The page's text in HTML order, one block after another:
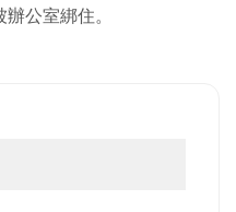
公室綁住。